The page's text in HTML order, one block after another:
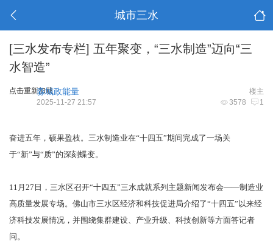
城市三水
[三水发布专栏] 五年聚变，“三水制造”迈向“三
水智造”
点击重新加载 楼主
淼城政能量
3578 1
2025-11-27 21:57
奋进五年，硕果盈枝。三水制造业在“十四五”期间完成了一场关
于“新”与“质”的深刻蝶变。
11月27日，三水区召开“十四五”三水成就系列主题新闻发布会——制造业
高质量发展专场。佛山市三水区经济和科技促进局介绍了“十四五”以来经
济科技发展情况，并围绕集群建设、产业升级、科技创新等方面答记者
问。